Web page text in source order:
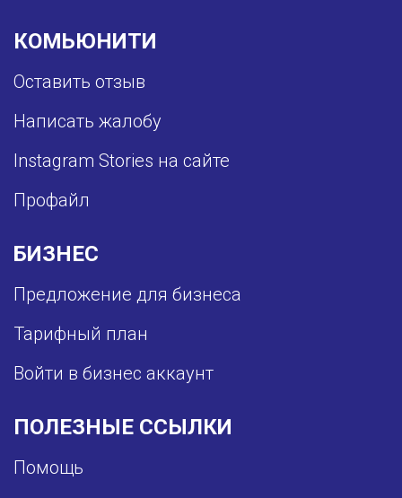
КОМЬЮНИТИ
Оставить отзыв
Написать жалобу
Instagram Stories на сайте
Профайл
БИЗНЕС
Предложение для бизнеса
Тарифный план
Войти в бизнес аккаунт
ПОЛЕЗНЫЕ ССЫЛКИ
Помощь